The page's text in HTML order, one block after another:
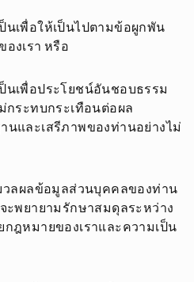
นเพื่อให้เป็นไปตามข้อผูกพัน
งเรา หรือ
นเพื่อประโยชน์อันชอบธรรม
กระทบกระเทือนต่อผล
และเสรีภาพของท่านอย่างไม่
วลผลข้อมูลส่วนบุคคลของท่าน
ะพยายามรักษาสมดุลระหว่าง
ฎหมายของเราและความเป็น